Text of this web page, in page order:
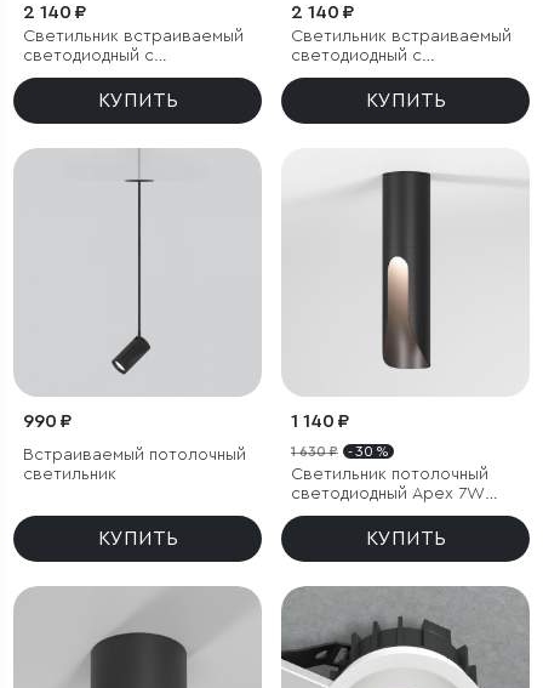
2 140 ₽
Светильник встраиваемый
светодиодный с
антибликовой решеткой
Tetro 10W 3000K черный
КУПИТЬ
2 140 ₽
Светильник встраиваемый
светодиодный с
антибликовой решеткой
Tetro 10W 4000K черный
КУПИТЬ
990 ₽
Встраиваемый потолочный
светильник
КУПИТЬ
1 140 ₽
1 630 ₽ - 30 %
Светильник потолочный
светодиодный Apex 7W
4000K черный
КУПИТЬ